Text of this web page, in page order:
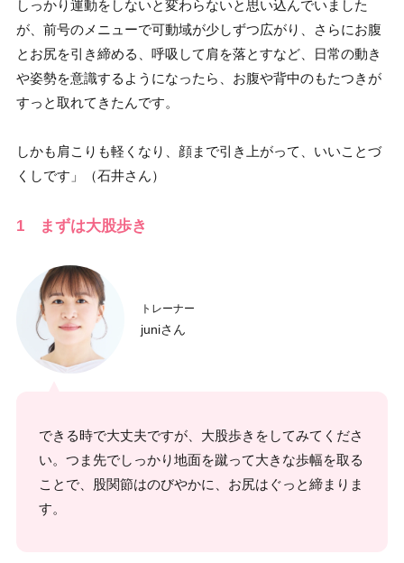
しっかり運動をしないと変わらないと思い込んでいました
が、前号のメニューで可動域が少しずつ広がり、さらにお腹
とお尻を引き締める、呼吸して肩を落とすなど、日常の動き
や姿勢を意識するようになったら、お腹や背中のもたつきが
すっと取れてきたんです。
しかも肩こりも軽くなり、顔まで引き上がって、いいことづ
くしです」（石井さん）
1 まずは大股歩き
トレーナー
juniさん
できる時で大丈夫ですが、大股歩きをしてみてくださ
い。つま先でしっかり地面を蹴って大きな歩幅を取る
ことで、股関節はのびやかに、お尻はぐっと締まりま
す。